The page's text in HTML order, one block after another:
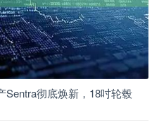
Sentra彻底焕新，18吋轮毂